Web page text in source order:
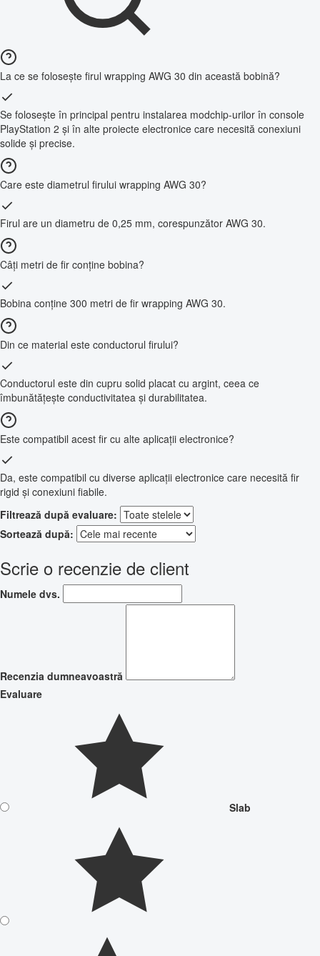
La ce se folosește firul wrapping AWG 30 din această bobină?
Se folosește în principal pentru instalarea modchip-urilor în console
PlayStation 2 și în alte proiecte electronice care necesită conexiuni
solide și precise.
Care este diametrul firului wrapping AWG 30?
Firul are un diametru de 0,25 mm, corespunzător AWG 30.
Câți metri de fir conține bobina?
Bobina conține 300 metri de fir wrapping AWG 30.
Din ce material este conductorul firului?
Conductorul este din cupru solid placat cu argint, ceea ce
îmbunătățește conductivitatea și durabilitatea.
Este compatibil acest fir cu alte aplicații electronice?
Da, este compatibil cu diverse aplicații electronice care necesită fir
rigid și conexiuni fiabile.
Filtrează după evaluare:
Sortează după:
Scrie o recenzie de client
Numele dvs.
Recenzia dumneavoastră
Evaluare
Slab